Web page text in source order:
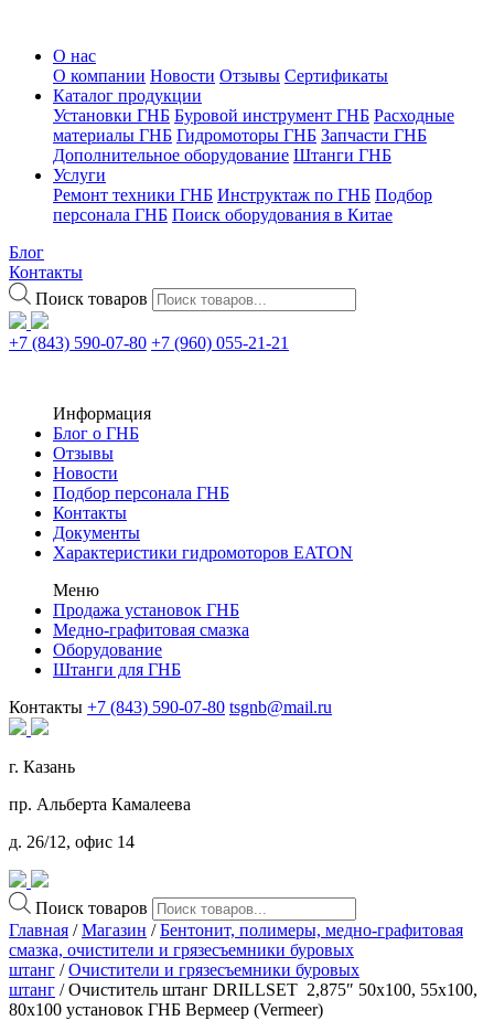
О нас
О компании Новости Отзывы Сертификаты
Каталог продукции
Установки ГНБ Буровой инструмент ГНБ Расходные
материалы ГНБ Гидромоторы ГНБ Запчасти ГНБ
Дополнительное оборудование Штанги ГНБ
Услуги
Ремонт техники ГНБ Инструктаж по ГНБ Подбор
персонала ГНБ Поиск оборудования в Китае
Блог
Контакты
Поиск товаров
+7 (843) 590-07-80 +7 (960) 055-21-21
Информация
Блог о ГНБ
Отзывы
Новости
Подбор персонала ГНБ
Контакты
Документы
Характеристики гидромоторов EATON
Меню
Продажа установок ГНБ
Медно-графитовая смазка
Оборудование
Штанги для ГНБ
Контакты +7 (843) 590-07-80 tsgnb@mail.ru
г. Казань
пр. Альберта Камалеева
д. 26/12, офис 14
Поиск товаров
Главная /Магазин /Бентонит, полимеры, медно-графитовая
смазка, очистители и грязесъемники буровых
штанг /Очистители и грязесъемники буровых
штанг / Очиститель штанг DRILLSET 2,875″ 50х100, 55х100,
80х100 установок ГНБ Вермеер (Vermeer)